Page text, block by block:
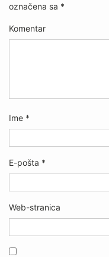
označena sa *
Komentar
Ime *
E-pošta *
Web-stranica